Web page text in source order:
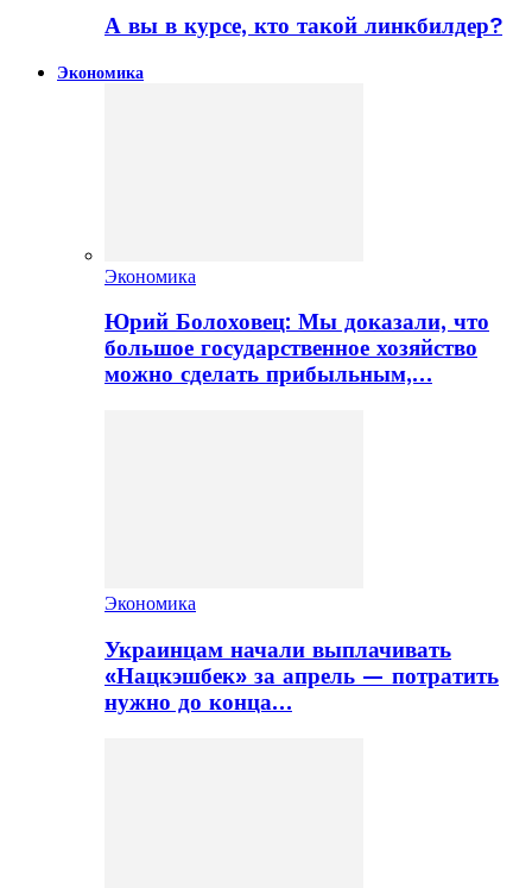
А вы в курсе, кто такой линкбилдер?
Экономика
Экономика
Юрий Болоховец: Мы доказали, что
большое государственное хозяйство
можно сделать прибыльным,…
Экономика
Украинцам начали выплачивать
«Нацкэшбек» за апрель — потратить
нужно до конца…